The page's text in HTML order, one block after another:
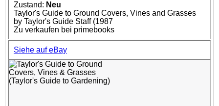
Zustand: Neu
Taylor's Guide to Ground Covers, Vines and Grasses
by Taylor's Guide Staff (1987
Zu verkaufen bei primebooks
Siehe auf eBay